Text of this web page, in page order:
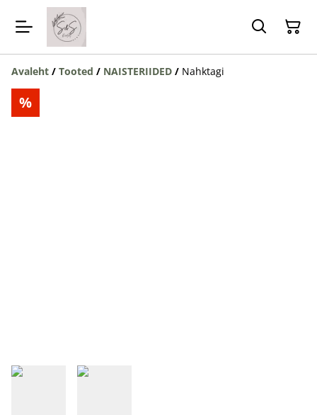
Avaleht / Tooted / NAISTERIIDED / Nahktagi
%